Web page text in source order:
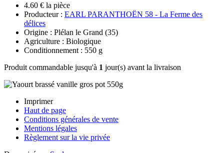
4.60 € la pièce
Producteur : EARL PARANTHOËN 58 - La Ferme des
délices
Origine : Plélan le Grand (35)
Agriculture : Biologique
Conditionnement : 550 g
Produit commandable jusqu'à 1 jour(s) avant la livraison
Imprimer
Haut de page
Conditions générales de vente
Mentions légales
Règlement sur la vie privée